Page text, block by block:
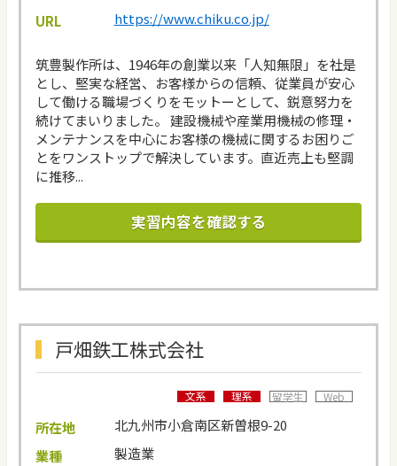
URL
https://www.chiku.co.jp/
筑豊製作所は、1946年の創業以来「人知無限」を社是
とし、堅実な経営、お客様からの信頼、従業員が安心
して働ける職場づくりをモットーとして、鋭意努力を
続けてまいりました。 建設機械や産業用機械の修理・
メンテナンスを中心にお客様の機械に関するお困りご
とをワンストップで解決しています。直近売上も堅調
に推移...
実習内容を確認する
戸畑鉄工株式会社
文系 理系 留学生 Web
所在地
北九州市小倉南区新曽根9-20
業種
製造業